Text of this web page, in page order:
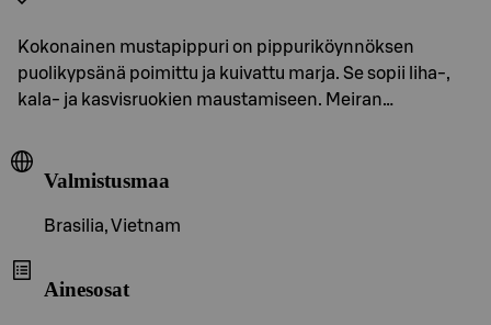
Kokonainen mustapippuri on pippuriköynnöksen
puolikypsänä poimittu ja kuivattu marja. Se sopii liha-,
kala- ja kasvisruokien maustamiseen. Meiran…
Valmistusmaa
Brasilia, Vietnam
Ainesosat